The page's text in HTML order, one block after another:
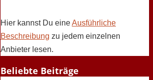
Hier kannst Du eineAusführliche
Beschreibung zu jedem einzelnen
Anbieter lesen.
Beliebte Beiträge